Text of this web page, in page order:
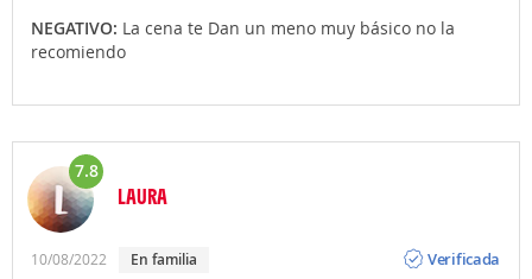
NEGATIVO: La cena te Dan un meno muy básico no la
recomiendo
7.8
LAURA
10/08/2022 en familia
Verificada